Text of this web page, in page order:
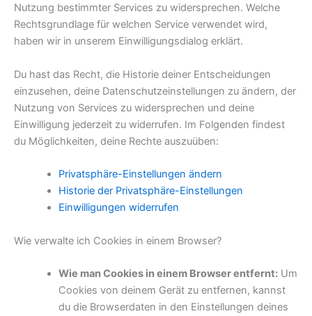
Nutzung bestimmter Services zu widersprechen. Welche
Rechtsgrundlage für welchen Service verwendet wird,
haben wir in unserem Einwilligungsdialog erklärt.
Du hast das Recht, die Historie deiner Entscheidungen
einzusehen, deine Datenschutzeinstellungen zu ändern, der
Nutzung von Services zu widersprechen und deine
Einwilligung jederzeit zu widerrufen. Im Folgenden findest
du Möglichkeiten, deine Rechte auszuüben:
Privatsphäre-Einstellungen ändern
Historie der Privatsphäre-Einstellungen
Einwilligungen widerrufen
Wie verwalte ich Cookies in einem Browser?
Wie man Cookies in einem Browser entfernt:Um
Cookies von deinem Gerät zu entfernen, kannst
du die Browserdaten in den Einstellungen deines